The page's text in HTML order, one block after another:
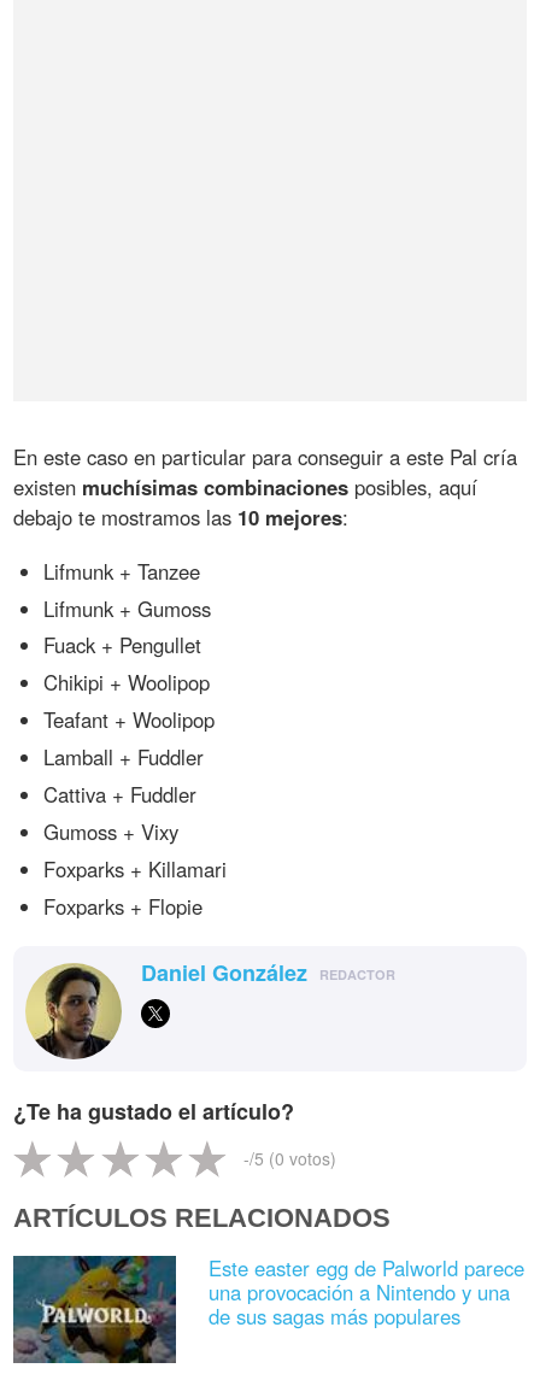
En este caso en particular para conseguir a este Pal cría
existen muchísimas combinaciones posibles, aquí
debajo te mostramos las 10 mejores:
Lifmunk + Tanzee
Lifmunk + Gumoss
Fuack + Pengullet
Chikipi + Woolipop
Teafant + Woolipop
Lamball + Fuddler
Cattiva + Fuddler
Gumoss + Vixy
Foxparks + Killamari
Foxparks + Flopie
Daniel González REDACTOR
¿Te ha gustado el artículo?
-/5 (0 votos)
ARTÍCULOS RELACIONADOS
Este easter egg de Palworld parece
una provocación a Nintendo y una
de sus sagas más populares